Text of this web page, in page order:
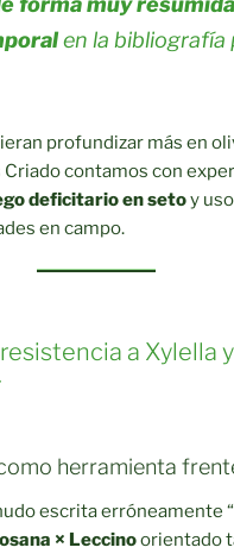
en la bibliografía
profundizar más en
contamos con
deficitario en setoy
en campo.
a Xylella
herramienta
escrita erróneamente
× Leccinoorientado